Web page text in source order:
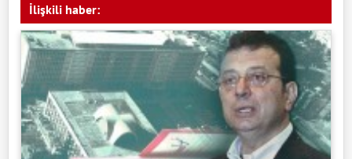
İlişkili haber: